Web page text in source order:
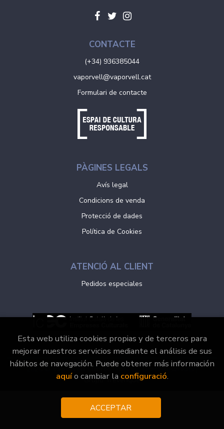
CONTACTE
(+34) 936385044
vaporvell@vaporvell.cat
Formulari de contacte
PÀGINES LEGALS
Avís legal
Condicions de venda
Protecció de dades
Política de Cookies
ATENCIÓ AL CLIENT
Pedidos especiales
2026 © Vaporvell Llibres. Tots els Drets Reservats |
Grupo Trevenque
Esta web utiliza cookies propias y de terceros para
mejorar nuestros servicios mediante el análisis de sus
hábitos de navegación. Puede obtener más información
aquío cambiar la configuració.
ACCEPTAR